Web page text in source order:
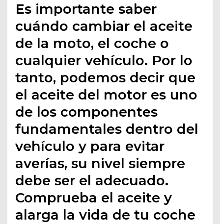
Es importante saber
cuándo cambiar el aceite
de la moto, el coche o
cualquier vehículo. Por lo
tanto, podemos decir que
el aceite del motor es uno
de los componentes
fundamentales dentro del
vehículo y para evitar
averías, su nivel siempre
debe ser el adecuado.
Comprueba el aceite y
alarga la vida de tu coche